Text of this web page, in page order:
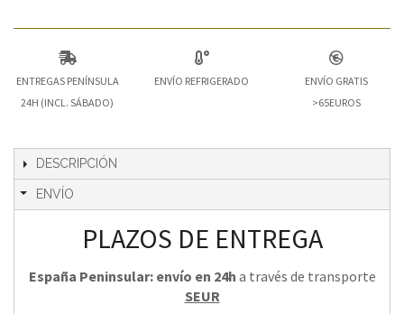
ENTREGAS PENÍNSULA
24H (INCL. SÁBADO)
ENVÍO REFRIGERADO
ENVÍO GRATIS
>65EUROS
DESCRIPCIÓN
ENVÍO
PLAZOS DE ENTREGA
España Peninsular: envío en 24h a través de transporte
SEUR